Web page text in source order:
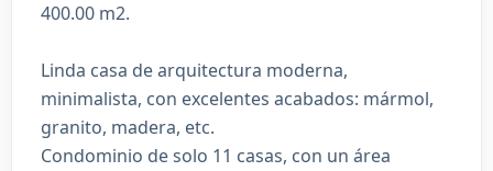
400.00 m2.
Linda casa de arquitectura moderna,
minimalista, con excelentes acabados: mármol,
granito, madera, etc.
Condominio de solo 11 casas, con un área